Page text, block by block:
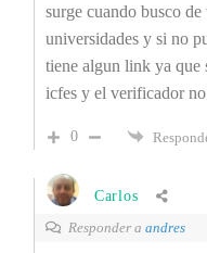
surge cuando busco
universidades y si no
tiene algun link ya que
icfes y el verificador
0
Carlos
Responder a andres